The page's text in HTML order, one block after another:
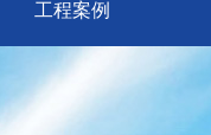
工程案例